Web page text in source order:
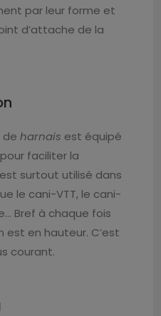
par leur forme et
d’attache de la
deharnais est équipé
faciliter la
surtout utilisé dans
le cani-VTT, le cani-
Bref à chaque fois
en hauteur. C’est
courant.